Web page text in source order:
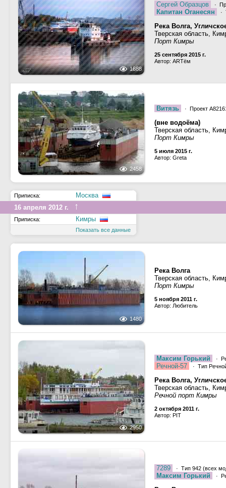
1688
Сергей Образцов ·
Капитан Оганесян ·
Река Волга,
Тверская область,
Порт Кимры
25 сентября 2015 г.
Автор: ARTём
2458
Витязь · Проект
(вне водоёма)
Тверская область,
Порт Кимры
5 июля 2015 г.
Автор: Greta
Приписка:
Москва
16 апреля 2012 г.
↑
Приписка: Кимры
Показать все данные
1480
Река Волга
Тверская область,
Порт Кимры
5 ноября 2011 г.
Автор: Любитель
2950
Максим Горький ·
Речной-57 · Тип
Река Волга,
Тверская область,
Речной порт Кимры
2 октября 2011 г.
Автор: PIT
7289 · Тип 942 (всех
Максим Горький ·